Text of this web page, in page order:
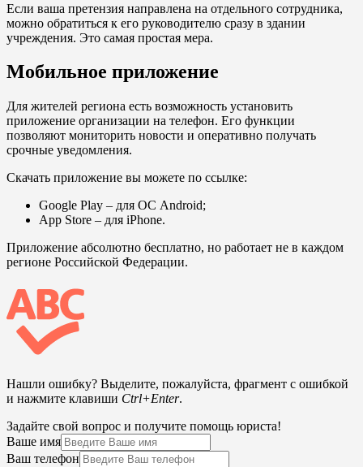
Если ваша претензия направлена на отдельного сотрудника,
можно обратиться к его руководителю сразу в здании
учреждения. Это самая простая мера.
Мобильное приложение
Для жителей региона есть возможность установить
приложение организации на телефон. Его функции
позволяют мониторить новости и оперативно получать
срочные уведомления.
Скачать приложение вы можете по ссылке:
Google Play – для ОС Android;
App Store – для iPhone.
Приложение абсолютно бесплатно, но работает не в каждом
регионе Российской Федерации.
Нашли ошибку? Выделите, пожалуйста, фрагмент с ошибкой
и нажмите клавиши Ctrl+Enter.
Задайте свой вопрос и получите помощь юриста!
Ваше имя
Ваш телефон